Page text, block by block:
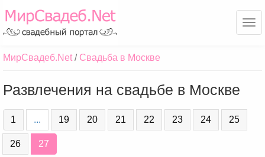
МирСвадеб.Net Свадьба в Москве
Развлечения на свадьбе в Москве
1 ... 19 20 21 22 23 24 25
26 27